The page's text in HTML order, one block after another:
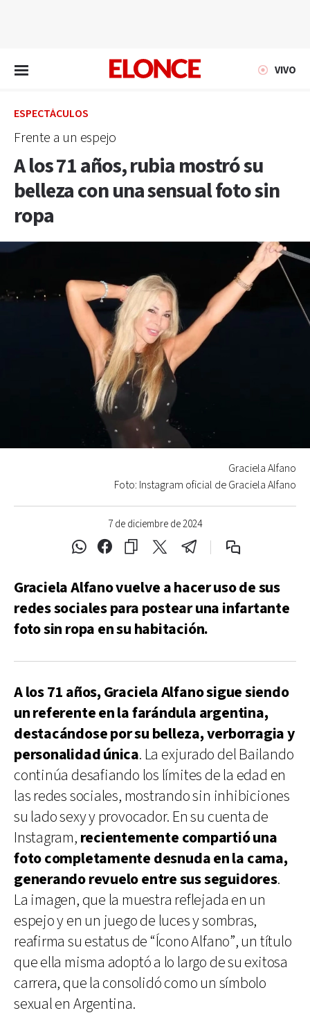
VIVO
ESPECTÁCULOS
Frente a un espejo
A los 71 años, rubia mostró su
belleza con una sensual foto sin
ropa
7 de diciembre de 2024
Graciela Alfano
Foto: Instagram oficial de Graciela Alfano
Graciela Alfano vuelve a hacer uso de sus
redes sociales para postear una infartante
foto sin ropa en su habitación.
A los 71 años, Graciela Alfano sigue siendo
un referente en la farándula argentina,
destacándose por su belleza, verborragia y
personalidad única. La exjurado del Bailando
continúa desafiando los límites de la edad en
las redes sociales, mostrando sin inhibiciones
su lado sexy y provocador. En su cuenta de
Instagram, recientemente compartió una
foto completamente desnuda en la cama,
generando revuelo entre sus seguidores.
La imagen, que la muestra reflejada en un
espejo y en un juego de luces y sombras,
reafirma su estatus de “Ícono Alfano”, un título
que ella misma adoptó a lo largo de su exitosa
carrera, que la consolidó como un símbolo
sexual en Argentina.